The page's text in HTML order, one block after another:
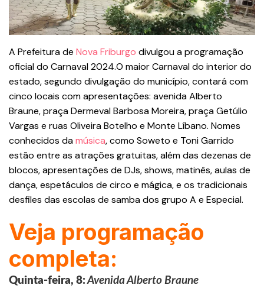
A Prefeitura de Nova Friburgo divulgou a programação
oficial do Carnaval 2024.O maior Carnaval do interior do
estado, segundo divulgação do município, contará com
cinco locais com apresentações: avenida Alberto
Braune, praça Dermeval Barbosa Moreira, praça Getúlio
Vargas e ruas Oliveira Botelho e Monte Líbano. Nomes
conhecidos damúsica, como Soweto e Toni Garrido
estão entre as atrações gratuitas, além das dezenas de
blocos, apresentações de DJs, shows, matinês, aulas de
dança, espetáculos de circo e mágica, e os tradicionais
desfiles das escolas de samba dos grupo A e Especial.
Veja programação
completa:
Quinta-feira, 8:Avenida Alberto Braune